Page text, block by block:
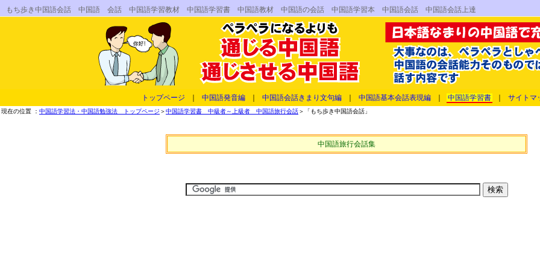
もち歩き中国語会話 中国語 会話 中国語学習教材 中国語学習書 中国語教材 中国語の会話 中国語学習本 中国語会話 中国語会話上達
トップページ 中国語発音編 中国語会話きまり文句編 中国語基本会話表現編 中国語学習書 サイトマ
現在の位置 ： 中国語学習法・中国語勉強法 トップページ ＞中国語学習書 中級者～上級者 中国語旅行会話＞「もち歩き中国語会話」
中国語旅行会話集